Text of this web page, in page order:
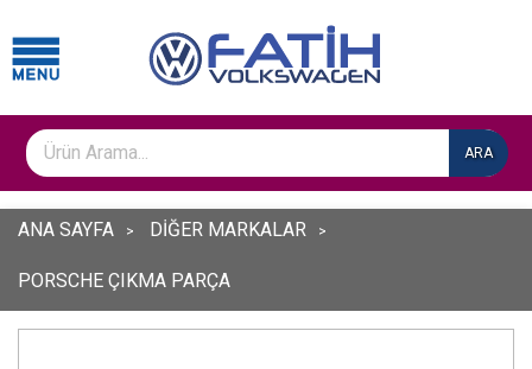
ARA
ANA SAYFA DİĞER MARKALAR
PORSCHE ÇIKMA PARÇA